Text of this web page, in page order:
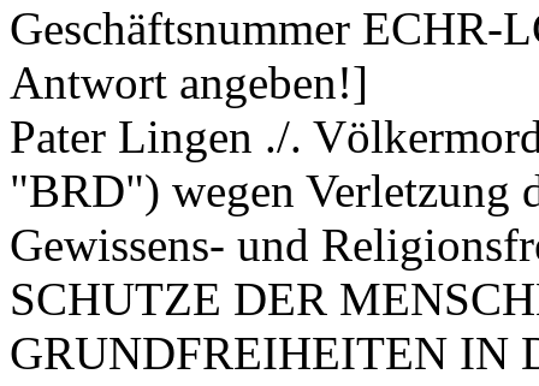
Geschäftsnummer ECHR-
Antwort angeben!]
Pater Lingen ./.
"BRD") wegen Verletzung
Gewissens- und
SCHUTZE DER
GRUNDFREIHEITEN IN